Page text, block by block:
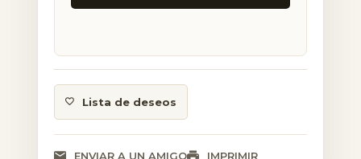
Lista de deseos
ENVIAR A UN AMIGO IMPRIMIR